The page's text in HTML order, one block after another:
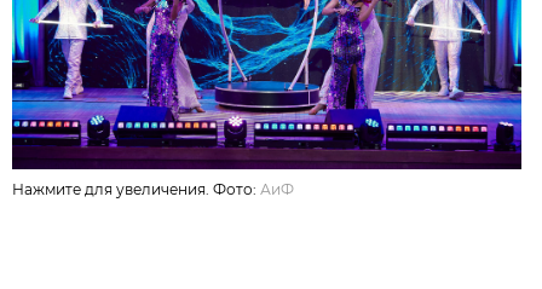
Нажмите для увеличения. Фото: АиФ